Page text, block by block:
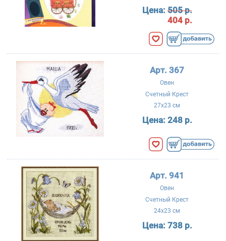
Цена:505 р.
404 р.
Арт. 367
Овен
Счетный Крест
27x23 см
Цена: 248 р.
Арт. 941
Овен
Счетный Крест
24x23 см
Цена: 738 р.